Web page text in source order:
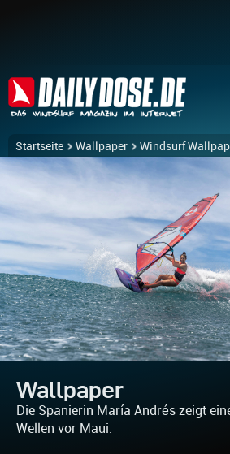
Startseite Wallpaper Windsurf
Wallpaper
Die Spanierin María Andrés zeigt
Wellen vor Maui.